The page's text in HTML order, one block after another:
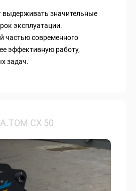
выдерживать значительные
эксплуатации.
частью современного
эффективную работу,
задач.
А.ТОМ СХ 50